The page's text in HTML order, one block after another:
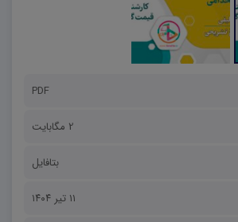
PDF
2 مگابایت
بتافایل
۱۱ تیر ۱۴۰۴